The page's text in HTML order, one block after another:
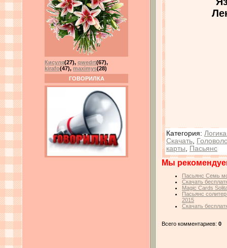
Кисуля(27), qwedrt(67),
kirafo(47), maximys(28)
ГОВОРИЛКА
Категория:
Скачать
карты
Пасьянс
Мы
Пасьянс Семь
Скачать
Magic Cards
Пасьянс
2015
Скачать
Всего комментариев: 0